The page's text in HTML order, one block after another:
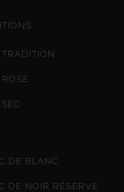
DE BLANC
DE NOIR RÉSERVE